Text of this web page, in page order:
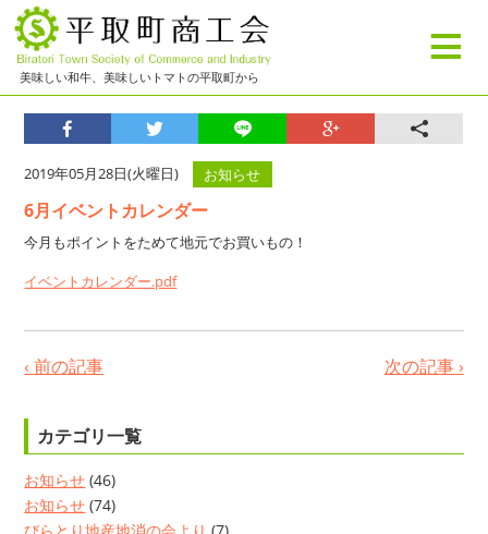
美味しい和牛、美味しいトマトの平取町から ≡
2019年05月28日(火曜日) お知らせ
6月イベントカレンダー
今月もポイントをためて地元でお買いもの！
イベントカレンダー.pdf
‹ 前の記事 次の記事 ›
カテゴリ一覧
お知らせ (46)
お知らせ (74)
びらとり地産地消の会より (7)